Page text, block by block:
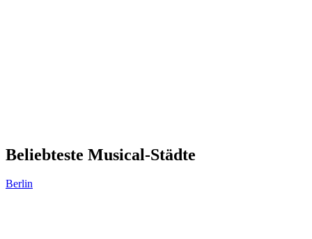
Beliebteste Musical-Städte
Berlin